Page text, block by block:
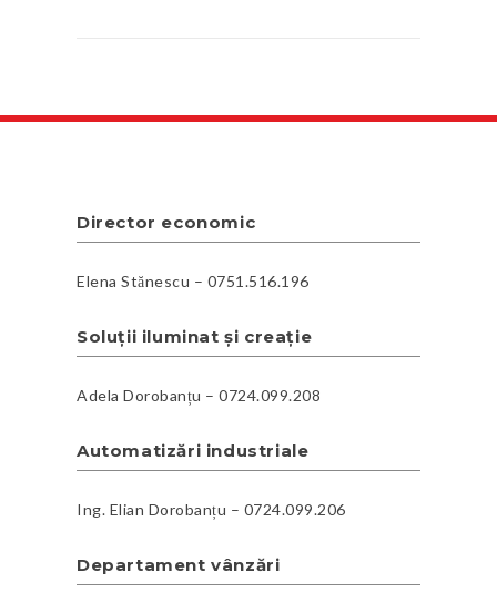
Director economic
Elena Stănescu – 0751.516.196
Soluții iluminat și creație
Adela Dorobanțu – 0724.099.208
Automatizări industriale
Ing. Elian Dorobanțu – 0724.099.206
Departament vânzări